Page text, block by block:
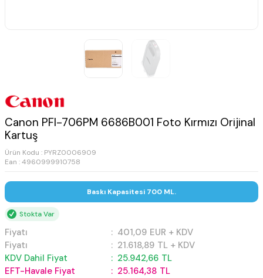
Canon PFI-706PM 6686B001 Foto Kırmızı Orijinal
Kartuş
Ürün Kodu : PYRZ0006909
Ean : 4960999910758
Baskı Kapasitesi 700 ML.
Stokta Var
Fiyatı : 401,09 EUR + KDV
Fiyatı
: 21.618,89 TL + KDV
KDV Dahil Fiyat
: 25.942,66 TL
EFT-Havale Fiyat
: 25.164,38 TL